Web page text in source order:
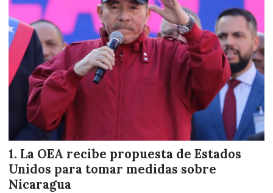
La OEA recibe propuesta de Estados
Unidos para tomar medidas sobre
Nicaragua